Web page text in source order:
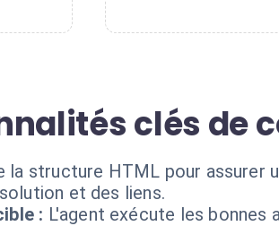
clés de
la structure HTML pour assurer
et des liens.
: L'agent exécute les